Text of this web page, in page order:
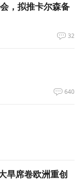
，拟推卡尔森备
32
640
旱席卷欧洲重创